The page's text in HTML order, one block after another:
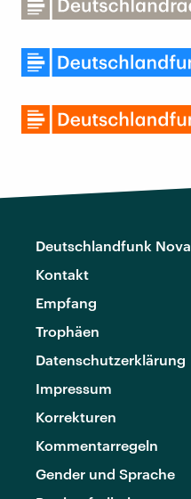
Deutschlandfunk Nova
Kontakt
Empfang
Trophäen
Datenschutzerklärung
Impressum
Korrekturen
Kommentarregeln
Gender und Sprache